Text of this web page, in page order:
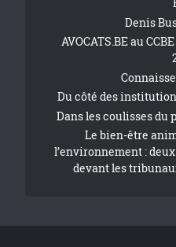
Denis
AVOCATS.BE au
Du côté des
Dans les coulisses du
Le bien-être
l’environnement :
devant les